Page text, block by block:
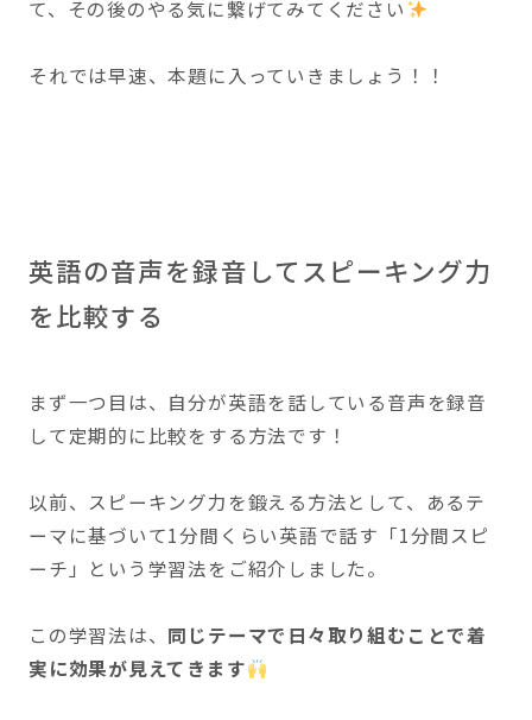
て、その後のやる気に繋げてみてください
それでは早速、本題に入っていきましょう！！
英語の音声を録音してスピーキング力
を比較する
まず一つ目は、自分が英語を話している音声を録音
して定期的に比較をする方法です！
以前、スピーキング力を鍛える方法として、あるテ
ーマに基づいて1分間くらい英語で話す「1分間スピ
ーチ」という学習法をご紹介しました。
この学習法は、 同じテーマで日々取り組むことで着
実に効果が見えてきます